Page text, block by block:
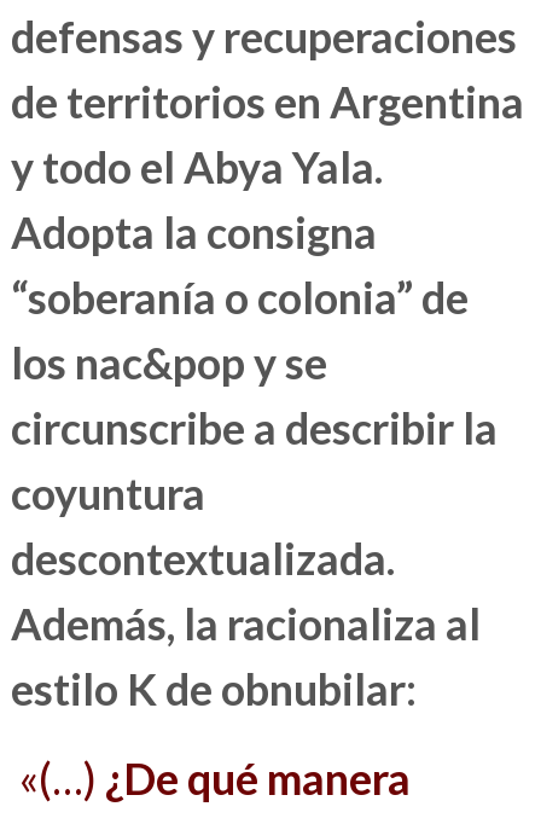
defensas y recuperaciones
de territorios en Argentina
y todo el Abya Yala.
Adopta la consigna
“soberanía o colonia” de
los nac&pop y se
circunscribe a describir la
coyuntura
descontextualizada.
Además, la racionaliza al
estilo K de obnubilar:
«(…) ¿De qué manera